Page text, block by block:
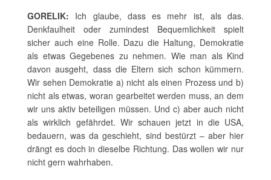
GORELIK: Ich glaube, dass es mehr ist, als das.
Denkfaulheit oder zumindest Bequemlichkeit spielt
sicher auch eine Rolle. Dazu die Haltung, Demokratie
als etwas Gegebenes zu nehmen. Wie man als Kind
davon ausgeht, dass die Eltern sich schon kümmern.
Wir sehen Demokratie a) nicht als einen Prozess und b)
nicht als etwas, woran gearbeitet werden muss, an dem
wir uns aktiv beteiligen müssen. Und c) aber auch nicht
als wirklich gefährdet. Wir schauen jetzt in die USA,
bedauern, was da geschieht, sind bestürzt – aber hier
drängt es doch in dieselbe Richtung. Das wollen wir nur
nicht gern wahrhaben.